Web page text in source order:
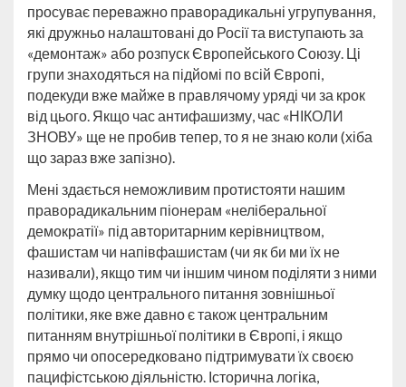
просуває переважно праворадикальні угрупування,
які дружньо налаштовані до Росії та виступають за
«демонтаж» або розпуск Європейського Союзу. Ці
групи знаходяться на підйомі по всій Європі,
подекуди вже майже в правлячому уряді чи за крок
від цього. Якщо час антифашизму, час «НІКОЛИ
ЗНОВУ» ще не пробив тепер, то я не знаю коли (хіба
що зараз вже запізно).
Мені здається неможливим протистояти нашим
праворадикальним піонерам «неліберальної
демократії» під авторитарним керівництвом,
фашистам чи напівфашистам (чи як би ми їх не
називали), якщо тим чи іншим чином поділяти з ними
думку щодо центрального питання зовнішньої
політики, яке вже давно є також центральним
питанням внутрішньої політики в Європі, і якщо
прямо чи опосередковано підтримувати їх своєю
пацифістською діяльністю. Історична логіка,